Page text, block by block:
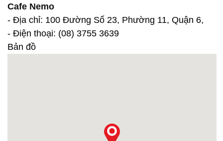
Cafe Nemo
- Địa chỉ: 100 Đường Số 23, Phường 11, Quận 6,
- Điện thoại: (08) 3755 3639
Bản đồ